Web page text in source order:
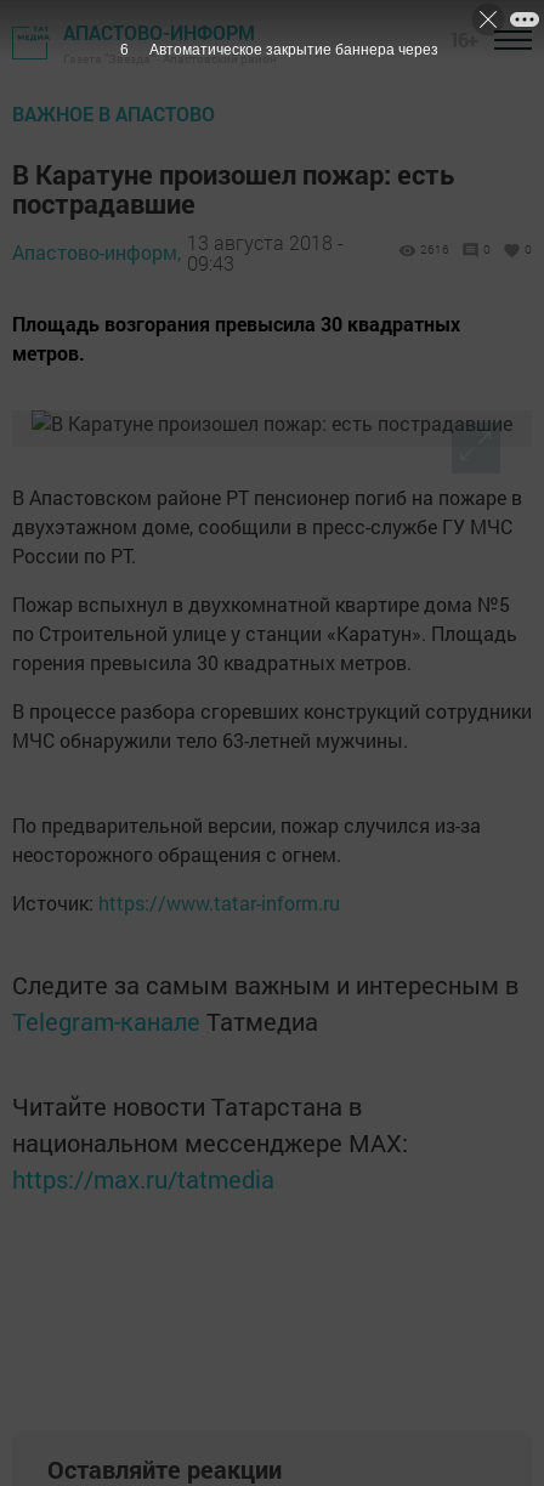
АПАСТОВО-ИНФОРМ
Газета "Звезда" - Апастовский район
ВАЖНОЕ В АПАСТОВО
В Каратуне произошел пожар: есть
пострадавшие
Апастово-информ, 13 августа 2018 -
09:43
2616 0 0
Площадь возгорания превысила 30 квадратных
метров.
В Апастовском районе РТ пенсионер погиб на пожаре в
двухэтажном доме, сообщили в пресс-службе ГУ МЧС
России по РТ.
Пожар вспыхнул в двухкомнатной квартире дома №5
по Строительной улице у станции «Каратун». Площадь
горения превысила 30 квадратных метров.
В процессе разбора сгоревших конструкций сотрудники
МЧС обнаружили тело 63-летней мужчины.
По предварительной версии, пожар случился из-за
неосторожного обращения с огнем.
Источик: https://www.tatar-inform.ru
Следите за самым важным и интересным в
Telegram-канале Татмедиа
Читайте новости Татарстана в
национальном мессенджере MАХ:
https://max.ru/tatmedia
Оставляйте реакции
4 Автоматическое закрытие баннера через